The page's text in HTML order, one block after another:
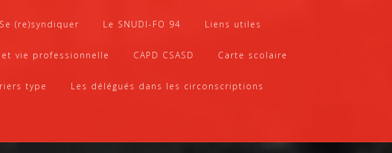
Se (re)syndiquer Le SNUDI-FO 94 Liens utiles
vie professionnelle CAPD CSASD Carte scolaire
type Les délégués dans les circonscriptions